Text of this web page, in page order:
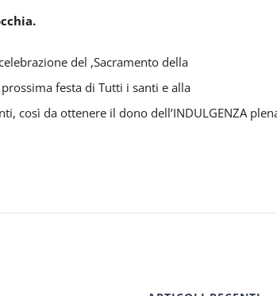
del ,Sacramento della
festa di Tutti i santi e alla
così da ottenere il dono dell’INDULGENZA